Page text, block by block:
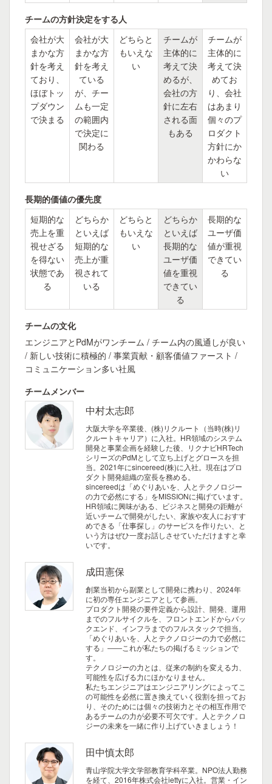
チームの方針決定をする人
会社が大
まかな方
針を考え
ており、
ほぼトッ
プダウン
で決まる
会社が大
まかな方
針を考え
ている
が、チー
ムも一定
の範囲内
で決定に
関わる
どちらと
もいえな
い
チームが
主体的に
考えて決
めるが、
会社の方
針に左右
される面
もある
チームが
主体的に
考えて決
めてお
り、会社
はあまり
個々のプ
ロダクト
方針にか
かわらな
い
長期的価値の優先度
短期的な
売上を重
視せざる
を得ない
状態であ
る
どちらか
といえば
短期的な
売上が重
視されて
いる
どちらと
もいえな
い
どちらか
といえば
長期的な
ユーザ価
値を重視
できてい
る
長期的な
ユーザ価
値が重視
できてい
る
チームの文化
エンジニアとPdMがワンチーム / チーム内の風通しが良い
/ 新しい技術に積極的 / 事業貢献・顧客価値ファースト /
コミュニケーション多い社風
チームメンバー
中村太志郎
大阪大学を卒業後、(株)リクルート（当時(株)リ
クルートキャリア）に入社。HR領域のシステム
開発と事業企画を経験した後、リクナビHRTech
シリーズのPdMとして立ち上げとグロースを担
当。2021年にsincereed(株)に入社。現在はプロ
ダクト開発組織の室長を務める。
sincereedは「めぐりあいを、人とテクノロジー
の力で必然にする」をMISSIONに掲げています。
HR領域に興味がある、ビジネスと開発の距離が
近いチームで開発がしたい、家族や友人におすす
めできる「仕事探し」のサービスを作りたい、と
いう方はぜひ一度お話しさせていただけますと幸
いです。
成田憲保
創業当初から副業として開発に携わり、2024年
に初の専任エンジニアとして参画。
プロダクト開発の要件定義から設計、開発、運用
までのフルサイクルを、フロントエンドからバッ
クエンド、インフラまでのフルスタックで担当。
「めぐりあいを、人とテクノロジーの力で必然に
する」――これが私たちの掲げるミッションで
す。
テクノロジーの力とは、従来の制約を変える力、
可能性を広げる力にほかなりません。
私たちエンジニアはエンジニアリングによってこ
の可能性を必然に置き換えていく役割を担ってお
り、そのためには個々の技術力とその相互作用で
あるチームの力が必要不可欠です。人とテクノロ
ジーの未来を一緒に作り上げていきましょう！
田中慎太郎
青山学院大学文学部教育学科卒業。NPO法人勤務
を経て、2016年株式会社iettyに入社。営業・イン